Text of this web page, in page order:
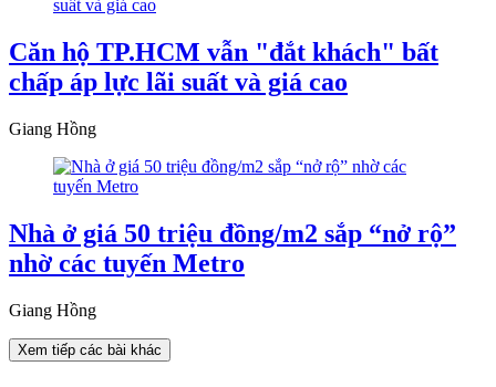
Căn hộ TP.HCM vẫn "đắt khách" bất
chấp áp lực lãi suất và giá cao
Giang Hồng
Nhà ở giá 50 triệu đồng/m2 sắp “nở rộ”
nhờ các tuyến Metro
Giang Hồng
Xem tiếp các bài khác